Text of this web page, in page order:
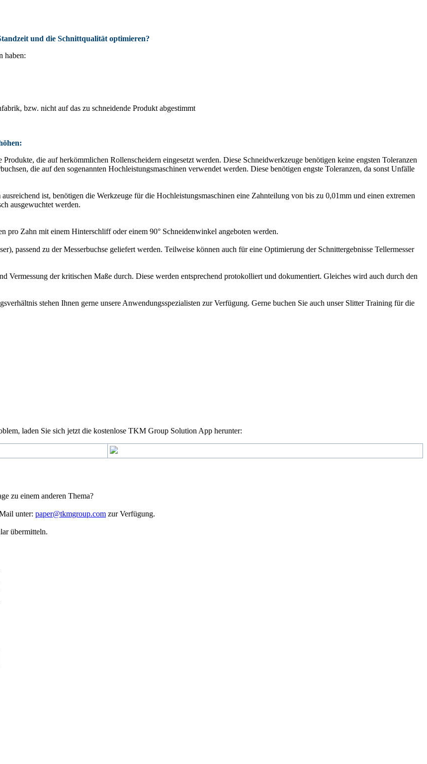
und die Schnittqualität optimieren?
haben:
bzw. nicht auf das zu schneidende Produkt abgestimmt
die auf herkömmlichen Rollenscheidern eingesetzt werden. Diese Schneidwerkzeuge benötigen keine engsten Toleranzen
die auf den sogenannten Hochleistungsmaschinen verwendet werden. Diese benötigen engste Toleranzen, da sonst Unfälle
ist, benötigen die Werkzeuge für die Hochleistungsmaschinen eine Zahnteilung von bis zu 0,01mm und einen extremen
ausgewuchtet werden.
pro Zahn mit einem Hinterschliff oder einem 90° Schneidenwinkel angeboten werden.
passend zu der Messerbuchse geliefert werden. Teilweise können auch für eine Optimierung der Schnittergebnisse Tellermesser
Vermessung der kritischen Maße durch. Diese werden entsprechend protokolliert und dokumentiert. Gleiches wird auch durch den
stehen Ihnen gerne unsere Anwendungsspezialisten zur Verfügung. Gerne buchen Sie auch unser Slitter Training für die
laden Sie sich jetzt die kostenlose TKM Group Solution App herunter:
zu einem anderen Thema?
unter: paper@tkmgroup.com zur Verfügung.
übermitteln.